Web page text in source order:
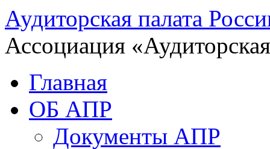
Аудиторская палата
Ассоциация
Главная
ОБ АПР
Документы АПР